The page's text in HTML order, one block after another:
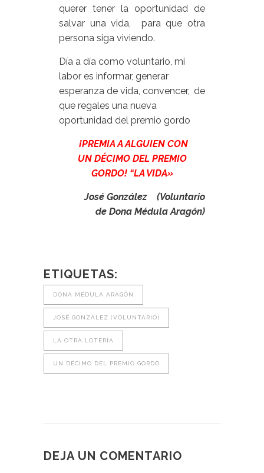
querer tener la oportunidad de
salvar una vida, para que otra
persona siga viviendo.
Día a día como voluntario, mi
labor es informar, generar
esperanza de vida, convencer, de
que regales una nueva
oportunidad del premio gordo
¡PREMIA A ALGUIEN CON
UN DÉCIMO DEL PREMIO
GORDO! “LA VIDA»
José González (Voluntario
de Dona Médula Aragón)
ETIQUETAS:
DONA MÉDULA ARAGÓN
JOSÉ GONZÁLEZ (VOLUNTARIO)
LA OTRA LOTERÍA
UN DÉCIMO DEL PREMIO GORDO
DEJA UN COMENTARIO